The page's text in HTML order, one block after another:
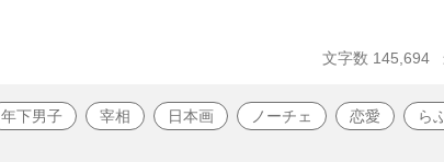
文字数 145,694
年下男子 宰相 日本画 ノーチェ 恋愛 ら